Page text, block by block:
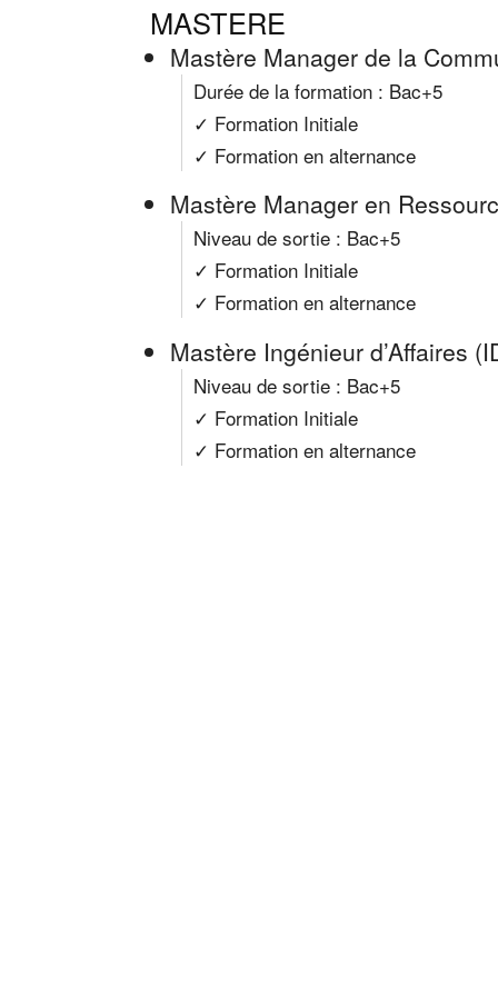
MASTERE
Mastère Manager de la
Durée de la formation : Bac+5
✓ Formation Initiale
✓ Formation en alternance
Mastère Manager en
Niveau de sortie : Bac+5
✓ Formation Initiale
✓ Formation en alternance
Mastère Ingénieur d’Affaires
Niveau de sortie : Bac+5
✓ Formation Initiale
✓ Formation en alternance